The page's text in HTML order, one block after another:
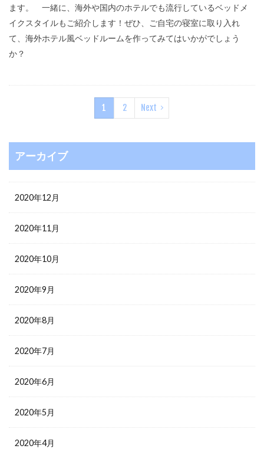
ます。 一緒に、海外や国内のホテルでも流行しているベッドメ
イクスタイルもご紹介します！ぜひ、ご自宅の寝室に取り入れ
て、海外ホテル風ベッドルームを作ってみてはいかがでしょう
か？
1 2 Next
アーカイブ
2020年12月
2020年11月
2020年10月
2020年9月
2020年8月
2020年7月
2020年6月
2020年5月
2020年4月